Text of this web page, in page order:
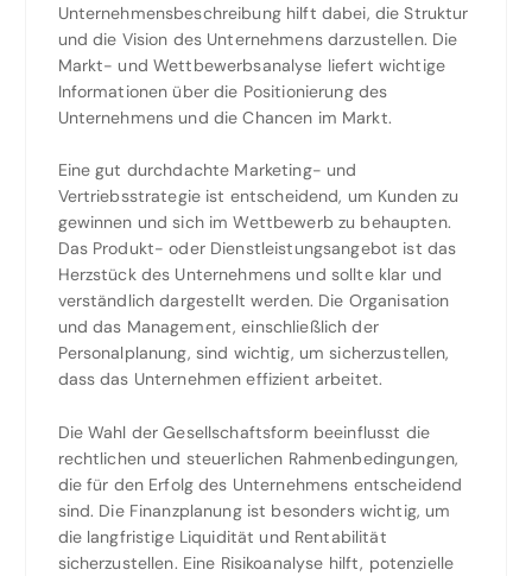
Unternehmensbeschreibung hilft dabei, die Struktur
und die Vision des Unternehmens darzustellen. Die
Markt- und Wettbewerbsanalyse liefert wichtige
Informationen über die Positionierung des
Unternehmens und die Chancen im Markt.
Eine gut durchdachte Marketing- und
Vertriebsstrategie ist entscheidend, um Kunden zu
gewinnen und sich im Wettbewerb zu behaupten.
Das Produkt- oder Dienstleistungsangebot ist das
Herzstück des Unternehmens und sollte klar und
verständlich dargestellt werden. Die Organisation
und das Management, einschließlich der
Personalplanung, sind wichtig, um sicherzustellen,
dass das Unternehmen effizient arbeitet.
Die Wahl der Gesellschaftsform beeinflusst die
rechtlichen und steuerlichen Rahmenbedingungen,
die für den Erfolg des Unternehmens entscheidend
sind. Die Finanzplanung ist besonders wichtig, um
die langfristige Liquidität und Rentabilität
sicherzustellen. Eine Risikoanalyse hilft, potenzielle